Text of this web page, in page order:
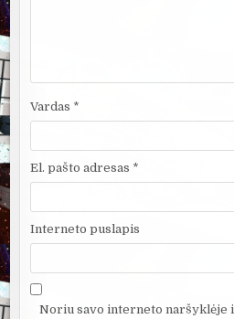
Vardas *
El. pašto adresas *
Interneto puslapis
Noriu savo interneto naršyklėje